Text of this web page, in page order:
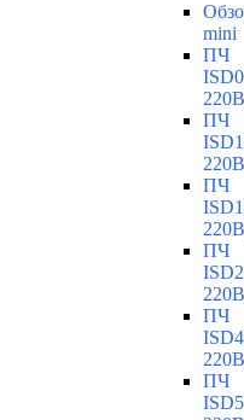
mini
ПЧ
ПЧ
ПЧ
ПЧ
ПЧ
ПЧ